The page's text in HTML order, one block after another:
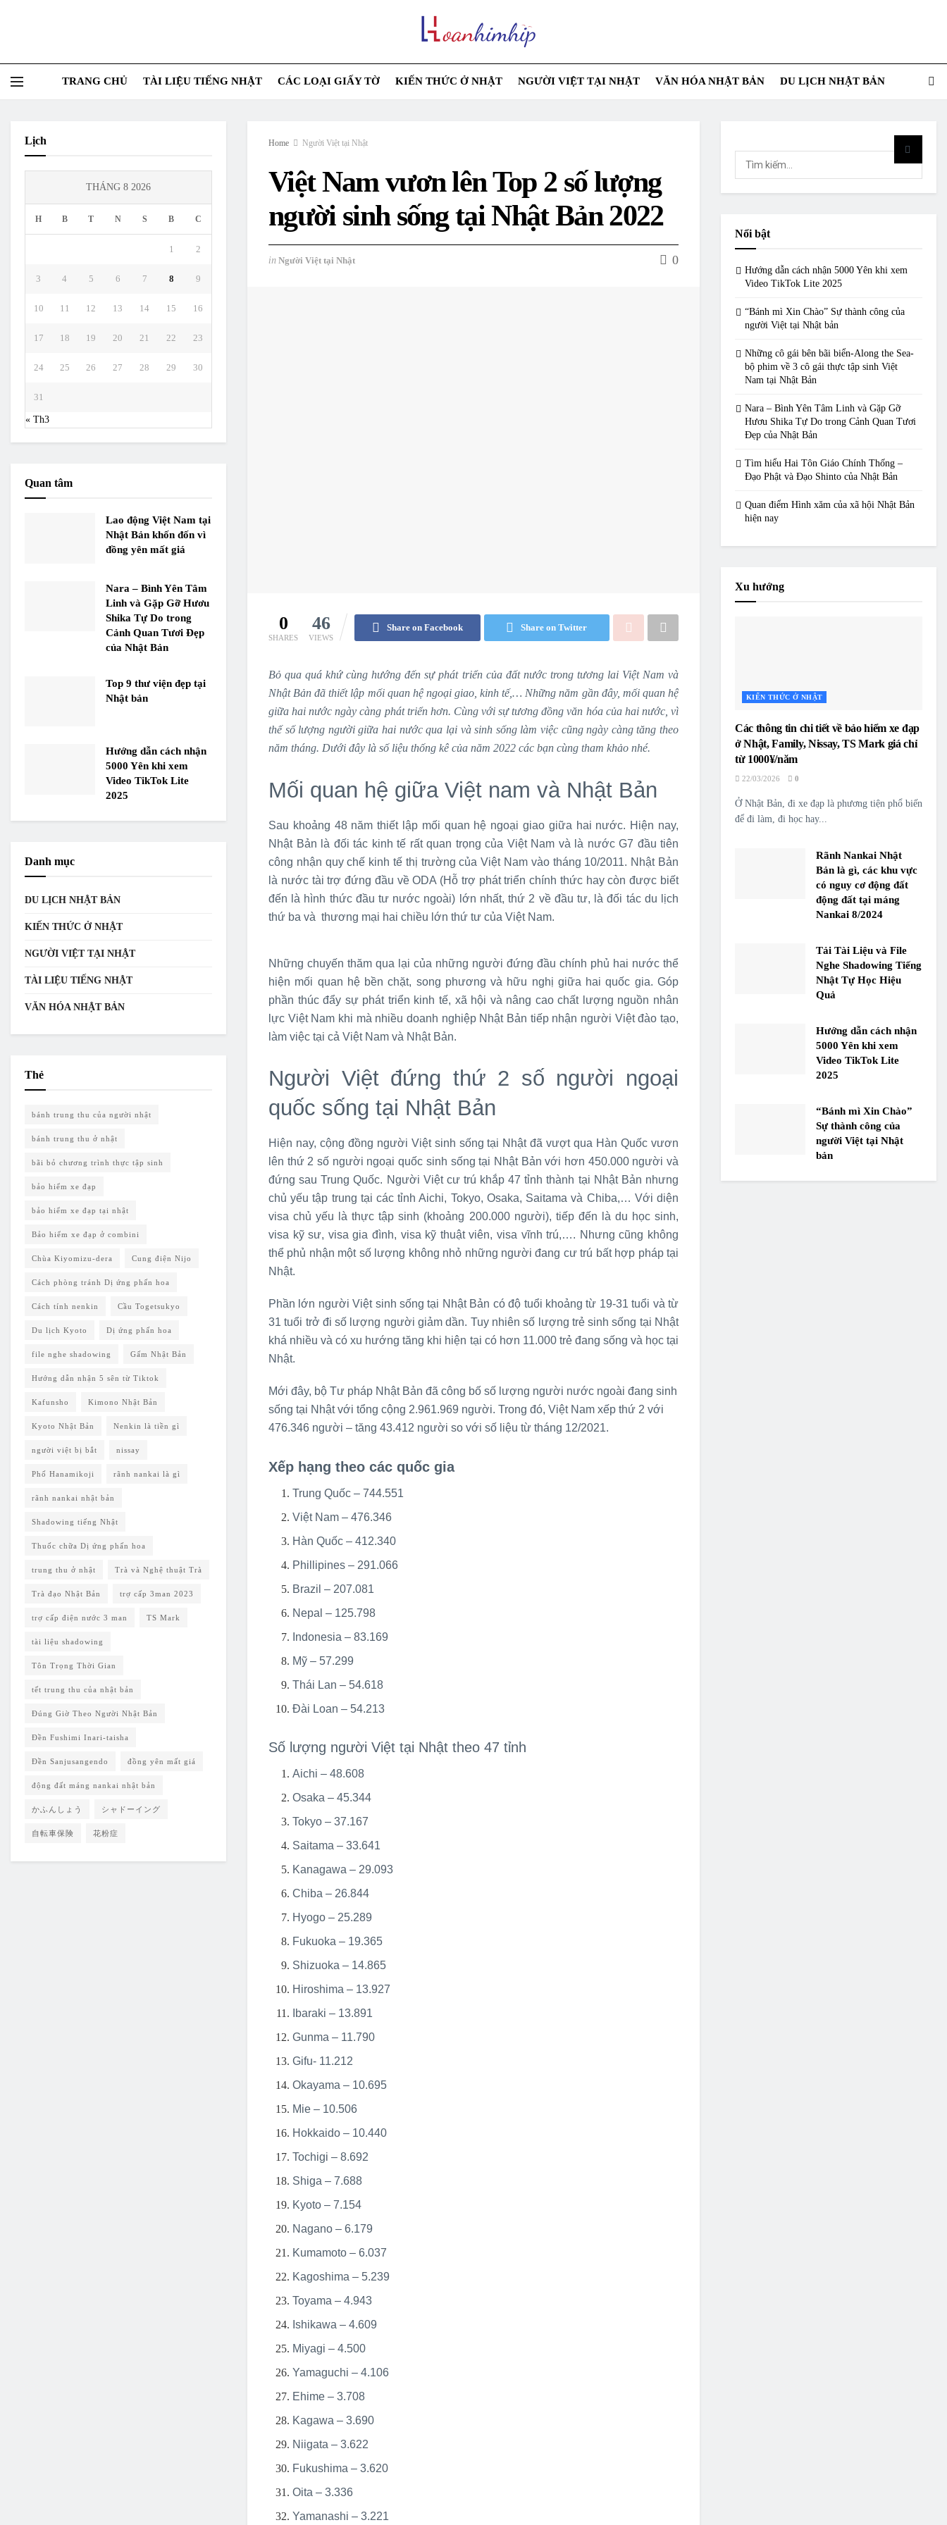
TRANG CHỦ TÀI LIỆU TIẾNG NHẬT CÁC LOẠI GIẤY TỜ KIẾN THỨC Ở NHẬT NGƯỜI VIỆT TẠI NHẬT VĂN HÓA NHẬT BẢN DU LỊCH NHẬT BẢN
Home Người Việt tại Nhật
Việt Nam vươn lên Top 2 số lượng
người sinh sống tại Nhật Bản 2022
in Người Việt tại Nhật 0
0
SHARES
46
VIEWS
Share on Facebook Share on Twitter
Bỏ qua quá khứ cùng hướng đến sự phát triển của đất nước trong tương lai Việt Nam và
Nhật Bản đã thiết lập mối quan hệ ngoại giao, kinh tế,… Những năm gần đây, mối quan hệ
giữa hai nước ngày càng phát triển hơn. Cùng với sự tương đồng văn hóa của hai nước, vì
thế số lượng người giữa hai nước qua lại và sinh sống làm việc cũng ngày càng tăng theo
năm tháng. Dưới đây là số liệu thống kê của năm 2022 các bạn cùng tham khảo nhé.
Mối quan hệ giữa Việt nam và Nhật Bản
Sau khoảng 48 năm thiết lập mối quan hệ ngoại giao giữa hai nước. Hiện nay,
Nhật Bản là đối tác kinh tế rất quan trọng của Việt Nam và là nước G7 đầu tiên
công nhận quy chế kinh tế thị trường của Việt Nam vào tháng 10/2011. Nhật Bản
là nước tài trợ đứng đầu về ODA (Hỗ trợ phát triển chính thức hay còn được biết
đến là hình thức đầu tư nước ngoài) lớn nhất, thứ 2 về đầu tư, là đối tác du lịch
thứ ba và thương mại hai chiều lớn thứ tư của Việt Nam.
Những chuyến thăm qua lại của những người đứng đầu chính phủ hai nước thể
hiện mối quan hệ bền chặt, song phương và hữu nghị giữa hai quốc gia. Góp
phần thúc đẩy sự phát triển kinh tế, xã hội và nâng cao chất lượng nguồn nhân
lực Việt Nam khi mà nhiều doanh nghiệp Nhật Bản tiếp nhận người Việt đào tạo,
làm việc tại cả Việt Nam và Nhật Bản.
Người Việt đứng thứ 2 số người ngoại
quốc sống tại Nhật Bản
Hiện nay, cộng đồng người Việt sinh sống tại Nhật đã vượt qua Hàn Quốc vươn
lên thứ 2 số người ngoại quốc sinh sống tại Nhật Bản với hơn 450.000 người và
đứng sau Trung Quốc. Người Việt cư trú khắp 47 tỉnh thành tại Nhật Bản nhưng
chủ yếu tập trung tại các tỉnh Aichi, Tokyo, Osaka, Saitama và Chiba,… Với diện
visa chủ yếu là thực tập sinh (khoảng 200.000 người), tiếp đến là du học sinh,
visa kỹ sư, visa gia đình, visa kỹ thuật viên, visa vĩnh trú,…. Nhưng cũng không
thể phủ nhận một số lượng không nhỏ những người đang cư trú bất hợp pháp tại
Nhật.
Phần lớn người Việt sinh sống tại Nhật Bản có độ tuổi khoảng từ 19-31 tuổi và từ
31 tuổi trở đi số lượng người giảm dần. Tuy nhiên số lượng trẻ sinh sống tại Nhật
khá nhiều và có xu hướng tăng khi hiện tại có hơn 11.000 trẻ đang sống và học tại
Nhật.
Mới đây, bộ Tư pháp Nhật Bản đã công bố số lượng người nước ngoài đang sinh
sống tại Nhật với tổng cộng 2.961.969 người. Trong đó, Việt Nam xếp thứ 2 với
476.346 người – tăng 43.412 người so với số liệu từ tháng 12/2021.
Xếp hạng theo các quốc gia
Trung Quốc – 744.551
Việt Nam – 476.346
Hàn Quốc – 412.340
Phillipines – 291.066
Brazil – 207.081
Nepal – 125.798
Indonesia – 83.169
Mỹ – 57.299
Thái Lan – 54.618
Đài Loan – 54.213
Số lượng người Việt tại Nhật theo 47 tỉnh
Aichi – 48.608
Osaka – 45.344
Tokyo – 37.167
Saitama – 33.641
Kanagawa – 29.093
Chiba – 26.844
Hyogo – 25.289
Fukuoka – 19.365
Shizuoka – 14.865
Hiroshima – 13.927
Ibaraki – 13.891
Gunma – 11.790
Gifu- 11.212
Okayama – 10.695
Mie – 10.506
Hokkaido – 10.440
Tochigi – 8.692
Shiga – 7.688
Kyoto – 7.154
Nagano – 6.179
Kumamoto – 6.037
Kagoshima – 5.239
Toyama – 4.943
Ishikawa – 4.609
Miyagi – 4.500
Yamaguchi – 4.106
Ehime – 3.708
Kagawa – 3.690
Niigata – 3.622
Fukushima – 3.620
Oita – 3.336
Yamanashi – 3.221
Lịch
THÁNG 8 2026
H B T N S B C
1 2
3 4 5 6 7 8 9
10 11 12 13 14 15 16
17 18 19 20 21 22 23
24 25 26 27 28 29 30
31
« Th3
Quan tâm
Lao động Việt Nam tại
Nhật Bản khốn đốn vì
đồng yên mất giá
Nara – Bình Yên Tâm
Linh và Gặp Gỡ Hươu
Shika Tự Do trong
Cảnh Quan Tươi Đẹp
của Nhật Bản
Top 9 thư viện đẹp tại
Nhật bản
Hướng dẫn cách nhận
5000 Yên khi xem
Video TikTok Lite
2025
Danh mục
DU LỊCH NHẬT BẢN
KIẾN THỨC Ở NHẬT
NGƯỜI VIỆT TẠI NHẬT
TÀI LIỆU TIẾNG NHẬT
VĂN HÓA NHẬT BẢN
Thẻ
bánh trung thu của người nhật
bánh trung thu ở nhật
bãi bỏ chương trình thực tập sinh
bảo hiểm xe đạp
bảo hiểm xe đạp tại nhật
Bảo hiểm xe đạp ở combini
Chùa Kiyomizu-dera Cung điện Nijo
Cách phòng tránh Dị ứng phấn hoa
Cách tính nenkin Cầu Togetsukyo
Du lịch Kyoto Dị ứng phấn hoa
file nghe shadowing Gấm Nhật Bản
Hướng dẫn nhận 5 sên từ Tiktok
Kafunsho Kimono Nhật Bản
Kyoto Nhật Bản Nenkin là tiền gì
người việt bị bắt nissay
Phố Hanamikoji rãnh nankai là gì
rãnh nankai nhật bản
Shadowing tiếng Nhật
Thuốc chữa Dị ứng phấn hoa
trung thu ở nhật Trà và Nghệ thuật Trà
Trà đạo Nhật Bản trợ cấp 3man 2023
trợ cấp điện nước 3 man TS Mark
tài liệu shadowing
Tôn Trọng Thời Gian
tết trung thu của nhật bản
Đúng Giờ Theo Người Nhật Bản
Đền Fushimi Inari-taisha
Đền Sanjusangendo đồng yên mất giá
động đất máng nankai nhật bản
かふんしょう シャドーイング
自転車保険 花粉症
Nổi bật
Hướng dẫn cách nhận 5000 Yên khi xem
Video TikTok Lite 2025
“Bánh mì Xin Chào” Sự thành công của
người Việt tại Nhật bản
Những cô gái bên bãi biển-Along the Sea-
bộ phim về 3 cô gái thực tập sinh Việt
Nam tại Nhật Bản
Nara – Bình Yên Tâm Linh và Gặp Gỡ
Hươu Shika Tự Do trong Cảnh Quan Tươi
Đẹp của Nhật Bản
Tìm hiểu Hai Tôn Giáo Chính Thống –
Đạo Phật và Đạo Shinto của Nhật Bản
Quan điểm Hình xăm của xã hội Nhật Bản
hiện nay
Xu hướng
KIẾN THỨC Ở NHẬT
Các thông tin chi tiết về bảo hiểm xe đạp
ở Nhật, Family, Nissay, TS Mark giá chỉ
từ 1000¥/năm
22/03/2026 0
Ở Nhật Bản, đi xe đạp là phương tiện phổ biến
để đi làm, đi học hay...
Rãnh Nankai Nhật
Bản là gì, các khu vực
có nguy cơ động đất
động đất tại máng
Nankai 8/2024
Tải Tài Liệu và File
Nghe Shadowing Tiếng
Nhật Tự Học Hiệu
Quả
Hướng dẫn cách nhận
5000 Yên khi xem
Video TikTok Lite
2025
“Bánh mì Xin Chào”
Sự thành công của
người Việt tại Nhật
bản